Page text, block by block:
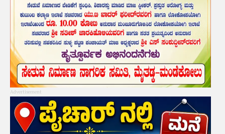
Advertisement